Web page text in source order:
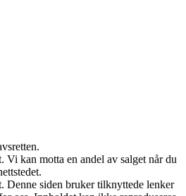
kan motta en andel av salget når du
siden bruker tilknyttede lenker